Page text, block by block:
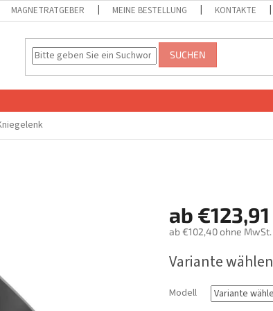
MAGNETRATGEBER MEINE BESTELLUNG KONTAKTE
SUCHEN
ab €123,91
ab €102,40ohne MwSt.
Variante wählen
Modell